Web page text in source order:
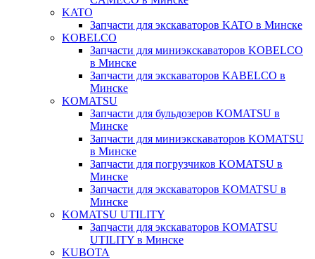
KATO
Запчасти для экскаваторов KATO в Минске
KOBELCO
Запчасти для миниэкскаваторов KOBELCO
в Минске
Запчасти для экскаваторов KABELCO в
Минске
KOMATSU
Запчасти для бульдозеров KOMATSU в
Минске
Запчасти для миниэкскаваторов KOMATSU
в Минске
Запчасти для погрузчиков KOMATSU в
Минске
Запчасти для экскаваторов KOMATSU в
Минске
KOMATSU UTILITY
Запчасти для экскаваторов KOMATSU
UTILITY в Минске
KUBOTA